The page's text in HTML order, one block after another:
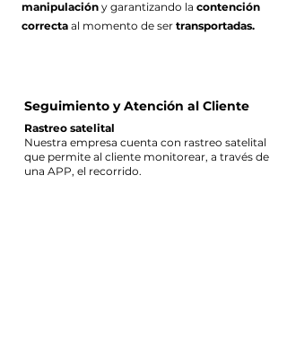
manipulación y garantizando la contención
correcta al momento de ser transportadas.
Seguimiento y Atención al Cliente
Rastreo satelital
Nuestra empresa cuenta con rastreo satelital
que permite al cliente monitorear, a través de
una APP, el recorrido.